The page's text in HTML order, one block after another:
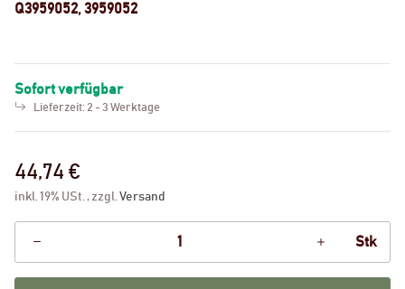
Q3959052, 3959052
Sofort verfügbar
Lieferzeit: 2 - 3 Werktage
44,74 €
inkl. 19% USt. , zzgl. Versand
Stk